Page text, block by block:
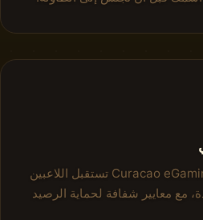
منصة دولية مرخّصة من Curacao eGaming تستقبل اللاعبين
مع معايير شفافة لحماية الرصيد